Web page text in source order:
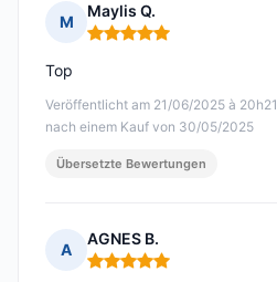
M
Maylis Q.
Hinweis: 5 von 5
Veröffentlicht am 21/06/2025 à 20h21
nach einem Kauf von 30/05/2025
Top
Übersetzte Bewertungen
A
AGNES B.
Hinweis: 5 von 5